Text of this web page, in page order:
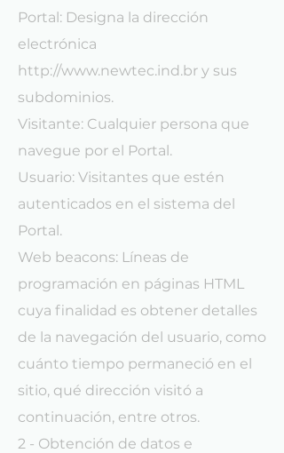
Portal: Designa la dirección
electrónica
http://www.newtec.ind.br y sus
subdominios.
Visitante: Cualquier persona que
navegue por el Portal.
Usuario: Visitantes que estén
autenticados en el sistema del
Portal.
Web beacons: Líneas de
programación en páginas HTML
cuya finalidad es obtener detalles
de la navegación del usuario, como
cuánto tiempo permaneció en el
sitio, qué dirección visitó a
continuación, entre otros.
2 - Obtención de datos e